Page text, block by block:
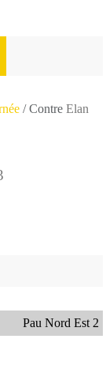
/ Contre Elan
Pau Nord Est 2